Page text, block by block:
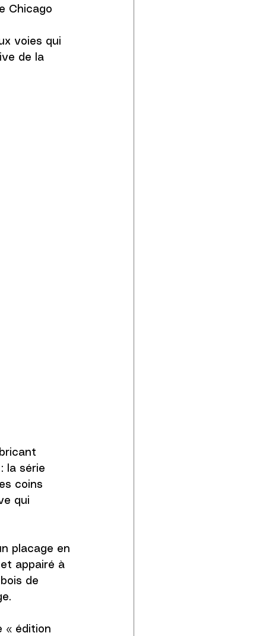
Chicago
voies qui
de la
la série
coins
qui
placage en
appairé à
de
« édition